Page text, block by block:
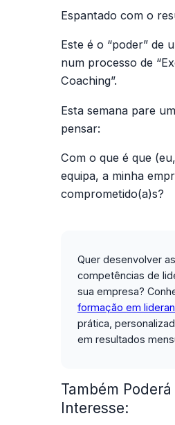
Espantado com o
Este é o “poder” de
num processo de
Coaching”.
Esta semana pare
pensar:
Com o que é que
equipa, a minha
comprometido(a)s?
Quer desenvolver as
competências de
sua empresa?
formação em
prática,
em resultados
Também Poderá
Interesse: